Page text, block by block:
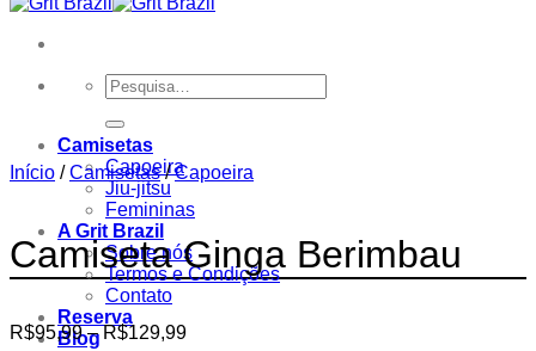
Pesquisar
por:
Camisetas
Capoeira
Jiu-jitsu
Femininas
A Grit Brazil
Sobre nós
Termos e Condições
Contato
Reserva
Blog
Início / Camisetas / Capoeira
Camiseta Ginga Berimbau
R$95,99 – R$129,99Price